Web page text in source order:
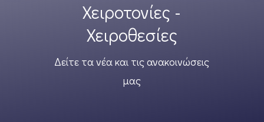
Χειροτονίες -
Χειροθεσίες
Δείτε τα νέα και τις ανακοινώσεις
μας